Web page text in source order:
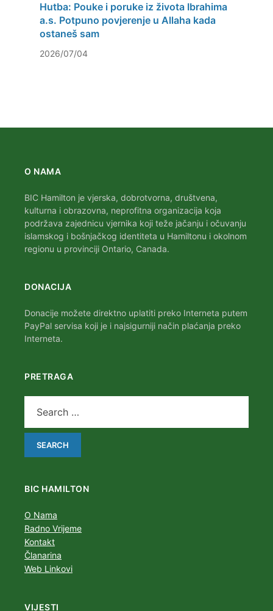
Hutba: Pouke i poruke iz života Ibrahima
a.s. Potpuno povjerenje u Allaha kada
ostaneš sam
2026/07/04
O NAMA
BIC Hamilton je vjerska, dobrotvorna, društvena,
kulturna i obrazovna, neprofitna organizacija koja
podržava zajednicu vjernika koji teže jačanju i očuvanju
islamskog i bošnjačkog identiteta u Hamiltonu i okolnom
regionu u provinciji Ontario, Canada.
DONACIJA
Donacije možete direktno uplatiti preko Interneta putem
PayPal servisa koji je i najsigurniji način plaćanja preko
Interneta.
PRETRAGA
BIC HAMILTON
O Nama
Radno Vrijeme
Kontakt
Članarina
Web Linkovi
VIJESTI